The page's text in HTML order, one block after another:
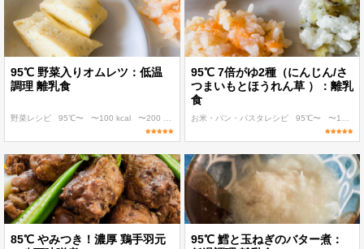
95℃ 野菜入りオムレツ：低温
調理 離乳食
野菜レシピ 95℃〜 〜100 kcal 〜200 kcal 〜300 kcal
95℃ 7倍がゆ2種（にんじん/さ
つまいもとほうれん草 ）：離乳
食
お米・パン・パスタレシピ 95℃〜 〜100 kcal
85℃ やみつき！濃厚 鶏手羽元
95℃ 鱈と玉ねぎのバター煮：